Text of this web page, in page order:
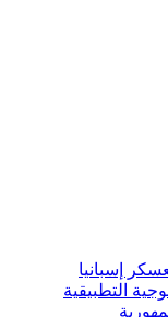
إسبانيا
التطبيقية